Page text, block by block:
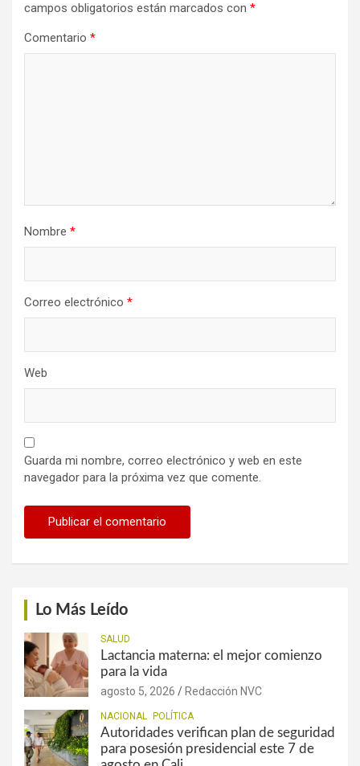
campos obligatorios están marcados con *
Comentario *
Nombre *
Correo electrónico *
Web
Guarda mi nombre, correo electrónico y web en este
navegador para la próxima vez que comente.
Lo Más Leído
SALUD
Lactancia materna: el mejor comienzo
para la vida
agosto 5, 2026 Redacción NVC
NACIONAL POLÍTICA
Autoridades verifican plan de seguridad
para posesión presidencial este 7 de